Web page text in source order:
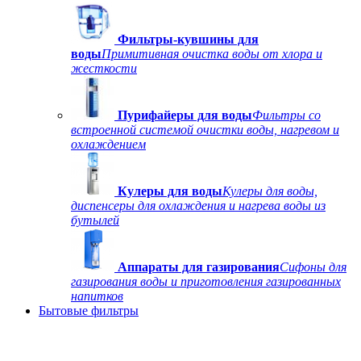
Фильтры-кувшины для
водыПримитивная очистка воды от хлора и
жесткости
Пурифайеры для водыФильтры со
встроенной системой очистки воды, нагревом и
охлаждением
Кулеры для водыКулеры для воды,
диспенсеры для охлаждения и нагрева воды из
бутылей
Аппараты для газированияСифоны для
газирования воды и приготовления газированных
напитков
Бытовые фильтры